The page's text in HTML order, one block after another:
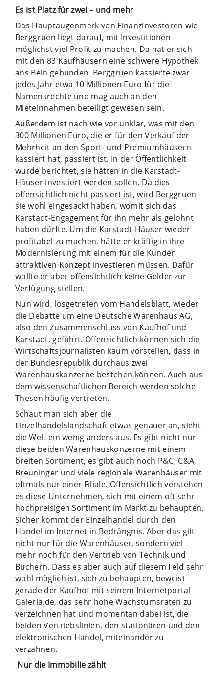
Es ist Platz für zwei – und mehr
Das Hauptaugenmerk von Finanzinvestoren wie
Berggruen liegt darauf, mit Investitionen
möglichst viel Profit zu machen. Da hat er sich
mit den 83 Kaufhäusern eine schwere Hypothek
ans Bein gebunden. Berggruen kassierte zwar
jedes Jahr etwa 10 Millionen Euro für die
Namensrechte und mag auch an den
Mieteinnahmen beteiligt gewesen sein.
Außerdem ist nach wie vor unklar, was mit den
300 Millionen Euro, die er für den Verkauf der
Mehrheit an den Sport- und Premiumhäusern
kassiert hat, passiert ist. In der Öffentlichkeit
wurde berichtet, sie hätten in die Karstadt-
Häuser investiert werden sollen. Da dies
offensichtlich nicht passiert ist, wird Berggruen
sie wohl eingesackt haben, womit sich das
Karstadt-Engagement für ihn mehr als gelohnt
haben dürfte. Um die Karstadt-Häuser wieder
profitabel zu machen, hätte er kräftig in ihre
Modernisierung mit einem für die Kunden
attraktiven Konzept investieren müssen. Dafür
wollte er aber offensichtlich keine Gelder zur
Verfügung stellen.
Nun wird, losgetreten vom Handelsblatt, wieder
die Debatte um eine Deutsche Warenhaus AG,
also den Zusammenschluss von Kaufhof und
Karstadt, geführt. Offensichtlich können sich die
Wirtschaftsjournalisten kaum vorstellen, dass in
der Bundesrepublik durchaus zwei
Warenhauskonzerne bestehen können. Auch aus
dem wissenschaftlichen Bereich werden solche
Thesen häufig vertreten.
Schaut man sich aber die
Einzelhandelslandschaft etwas genauer an, sieht
die Welt ein wenig anders aus. Es gibt nicht nur
diese beiden Warenhauskonzerne mit einem
breiten Sortiment, es gibt auch noch P&C, C&A,
Breuninger und viele regionale Warenhäuser mit
oftmals nur einer Filiale. Offensichtlich verstehen
es diese Unternehmen, sich mit einem oft sehr
hochpreisigen Sortiment im Markt zu behaupten.
Sicher kommt der Einzelhandel durch den
Handel im Internet in Bedrängnis. Aber das gilt
nicht nur für die Warenhäuser, sondern viel
mehr noch für den Vertrieb von Technik und
Büchern. Dass es aber auch auf diesem Feld sehr
wohl möglich ist, sich zu behaupten, beweist
gerade der Kaufhof mit seinem Internetportal
Galeria.de, das sehr hohe Wachstumsraten zu
verzeichnen hat und momentan dabei ist, die
beiden Vertriebslinien, den stationären und den
elektronischen Handel, miteinander zu
verzahnen.
Nur die Immobilie zählt